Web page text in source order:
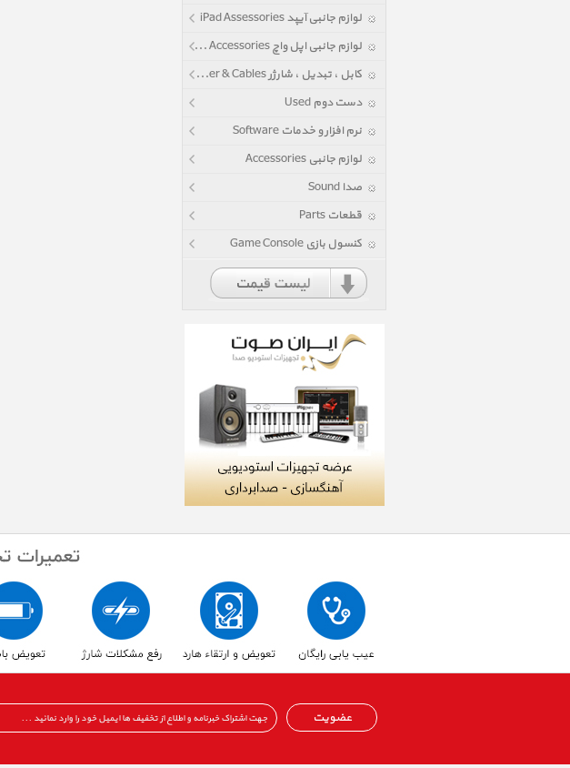
لوازم جانبی آیپد iPad Assessories
لوازم جانبی اپل واچ Apple Watch Accessories
کابل ، تبدیل ، شارژر Power & Cables
دست دوم Used
نرم افزار و خدمات Software
لوازم جانبی Accessories
صدا Sound
قطعات Parts
کنسول بازی Game Console
عضویت